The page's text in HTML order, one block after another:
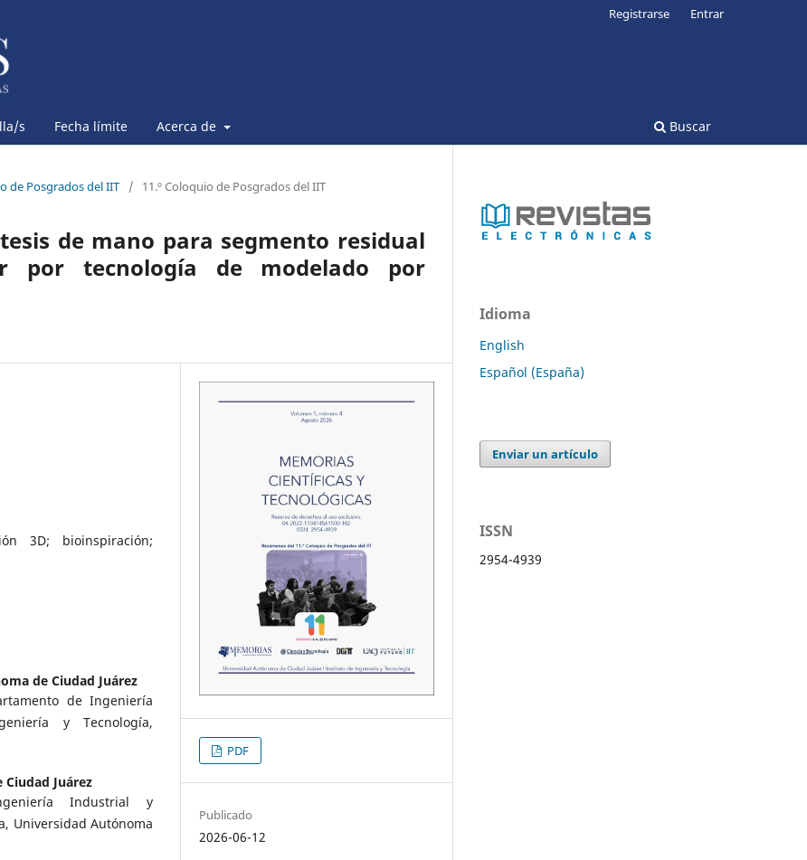
s Fecha límite Acerca de Buscar
Registrarse Entrar
de Posgrados del IIT / 11.º Coloquio de Posgrados del IIT
de mano para segmento residual
por tecnología de modelado por
3D; bioinspiración;
de Ciudad Juárez
de Ingeniería
y Tecnología,
Juárez
Industrial y
Universidad Autónoma
PDF
Publicado
2026-06-12
Idioma
English
Español (España)
Enviar un artículo
ISSN
2954-4939